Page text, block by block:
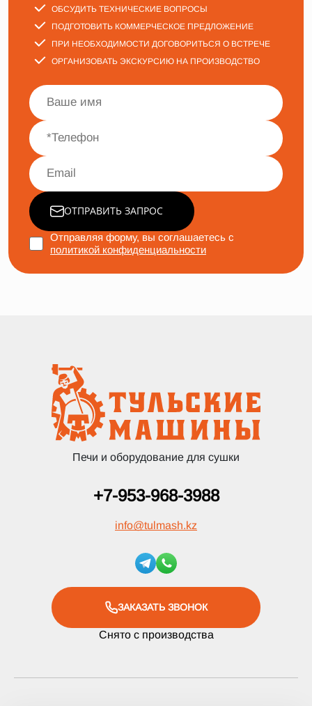
ОБСУДИТЬ ТЕХНИЧЕСКИЕ ВОПРОСЫ
ПОДГОТОВИТЬ КОММЕРЧЕСКОЕ ПРЕДЛОЖЕНИЕ
ПРИ НЕОБХОДИМОСТИ ДОГОВОРИТЬСЯ О ВСТРЕЧЕ
ОРГАНИЗОВАТЬ ЭКСКУРСИЮ НА ПРОИЗВОДСТВО
ОТПРАВИТЬ ЗАПРОС
Отправляя форму, вы соглашаетесь с
политикой конфиденциальности
Печи и оборудование для сушки
+7-953-968-3988
info@tulmash.kz
ЗАКАЗАТЬ ЗВОНОК
Снято с производства